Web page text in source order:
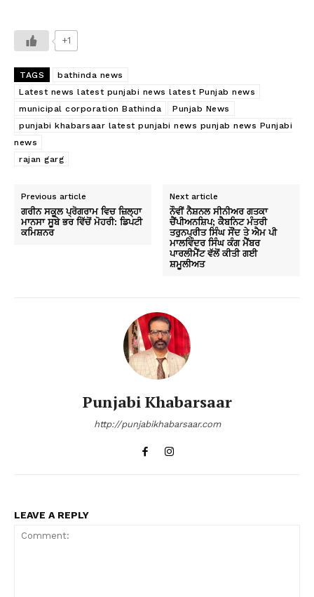
+1
TAGS
bathinda news
Latest news latest punjabi news latest Punjab news
municipal corporation Bathinda
Punjab News
punjabi khabarsaar latest punjabi news punjab news Punjabi
news
rajan garg
Previous article
ਗਰੀਨ ਸਕੂਲ ਪ੍ਰੋਗਰਾਮ ਵਿਚ ਜ਼ਿਲ੍ਹਾ
ਮਾਨਸਾ ਸੂਬੇ ਭਰ ਵਿੱਚੋਂ ਮੋਹਰੀ: ਡਿਪਟੀ
ਕਮਿਸ਼ਨਰ
Next article
ਨੌਵੀਂ ਨੈਸ਼ਨਲ ਸੀਨੀਅਰ ਗਤਕਾ
ਚੈਂਪੀਅਨਸ਼ਿਪ; ਕੈਬਨਿਟ ਮੰਤਰੀ
ਤਰੁਨਪ੍ਰੀਤ ਸਿੰਘ ਸੌਂਦ ਤੇ ਐਮ ਪੀ
ਮਾਲਵਿੰਦਰ ਸਿੰਘ ਕੰਗ ਮੈਂਬਰ
ਪਾਰਲੀਮੈਂਟ ਵੱਲੋਂ ਕੀਤੀ ਗਈ
ਸ਼ਮੂਲੀਅਤ
Punjabi Khabarsaar
http://punjabikhabarsaar.com
LEAVE A REPLY